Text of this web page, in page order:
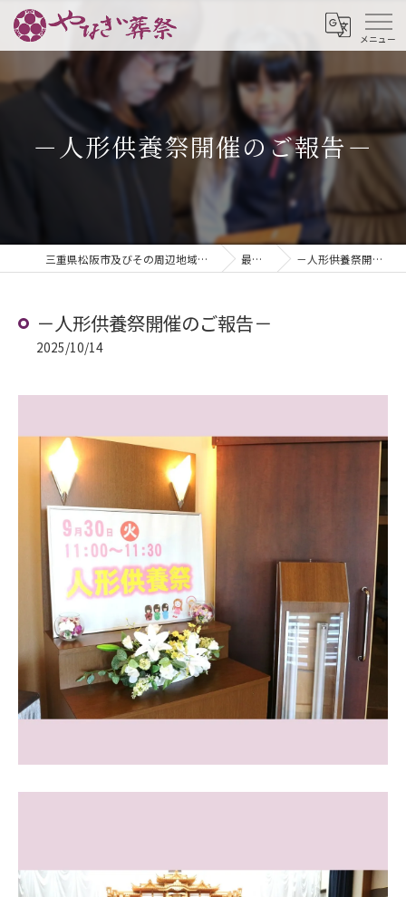
－人形供養祭開催のご報告－
三重県松阪市及びその周辺地域の葬儀ならやなぎ葬祭 最新情報 －人形供養祭開催のご報告－
－人形供養祭開催のご報告－
2025/10/14